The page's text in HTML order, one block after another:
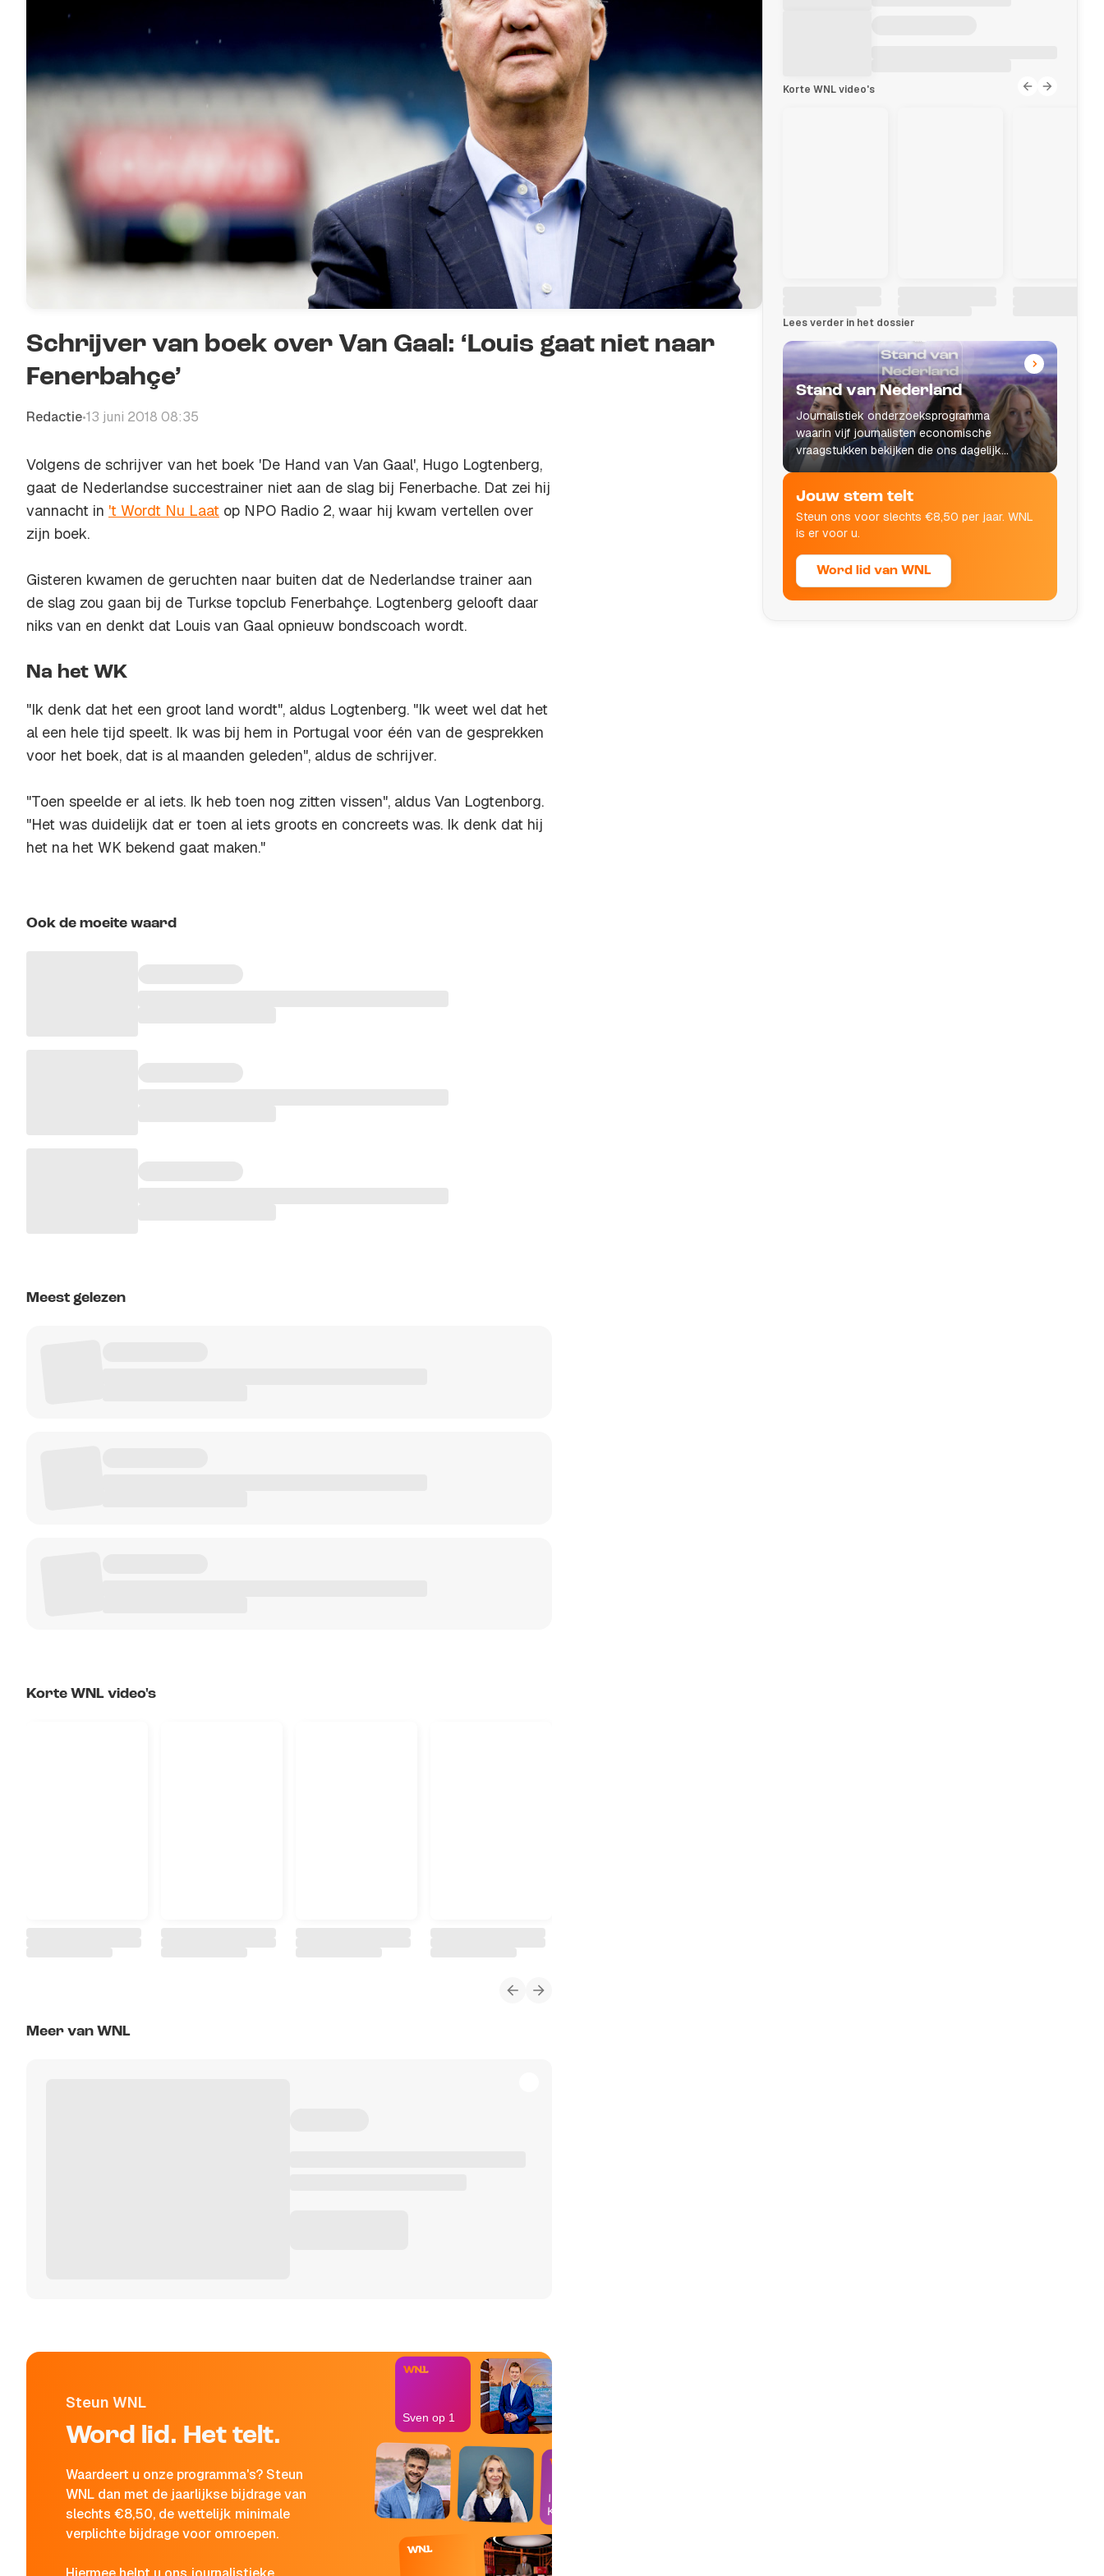
Schrijver van boek over Van Gaal: ‘Louis gaat niet naar
Fenerbahçe’
Redactie•13 juni 2018 08:35
Volgens de schrijver van het boek 'De Hand van Van Gaal', Hugo Logtenberg,
gaat de Nederlandse succestrainer niet aan de slag bij Fenerbache. Dat zei hij
vannacht in 't Wordt Nu Laat op NPO Radio 2, waar hij kwam vertellen over
zijn boek.
Gisteren kwamen de geruchten naar buiten dat de Nederlandse trainer aan
de slag zou gaan bij de Turkse topclub Fenerbahçe. Logtenberg gelooft daar
niks van en denkt dat Louis van Gaal opnieuw bondscoach wordt.
Na het WK
"Ik denk dat het een groot land wordt", aldus Logtenberg. "Ik weet wel dat het
al een hele tijd speelt. Ik was bij hem in Portugal voor één van de gesprekken
voor het boek, dat is al maanden geleden", aldus de schrijver.
"Toen speelde er al iets. Ik heb toen nog zitten vissen", aldus Van Logtenborg.
"Het was duidelijk dat er toen al iets groots en concreets was. Ik denk dat hij
het na het WK bekend gaat maken."
Ook de moeite waard
Meest gelezen
Korte WNL video's
Meer van WNL
Steun WNL
Word lid. Het telt.
Waardeert u onze programma's? Steun
WNL dan met de jaarlijkse bijdrage van
slechts €8,50, de wettelijk minimale
verplichte bijdrage voor omroepen.
In de
Kantine
Sven op 1
Korte WNL video's
Lees verder in het dossier
Stand van Nederland
Journalistiek onderzoeksprogramma
waarin vijf journalisten economische
vraagstukken bekijken die ons dagelijks
leven raken.
Jouw stem telt
Steun ons voor slechts €8,50 per jaar. WNL
is er voor u.
Word lid van WNL